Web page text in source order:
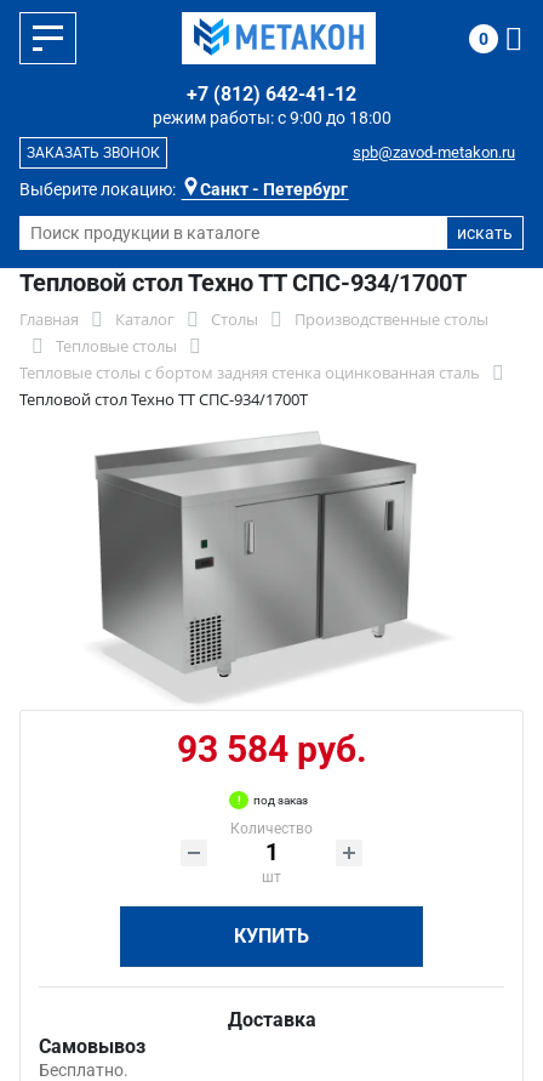
Выберите локацию: Санкт - Петербург
режим работы: с 9:00 до 18:00
+7 (812) 642-41-12
spb@zavod-metakon.ru
ЗАКАЗАТЬ ЗВОНОК
0
Тепловой стол Техно ТТ СПС-934/1700Т
Главная Каталог Столы
Производственные столы
Тепловые столы
Тепловые столы с бортом задняя стенка оцинкованная сталь
Тепловой стол Техно ТТ СПС-934/1700Т
93 584 руб.
под заказ
Количество
шт
КУПИТЬ
Доставка
Самовывоз
Бесплатно.